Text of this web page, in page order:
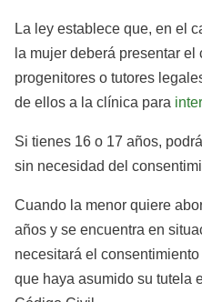
La ley establece que, en el
la mujer deberá presentar
progenitores o tutores
de ellos a la clínica para
Si tienes 16 o 17 años,
sin necesidad del
Cuando la menor quiere
años y se encuentra en
necesitará el
que haya asumido su tutela